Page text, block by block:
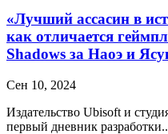
«Лучший ассасин в
как отличается
Shadows за Наоэ и
Сен 10, 2024
Издательство Ubisoft и
первый дневник